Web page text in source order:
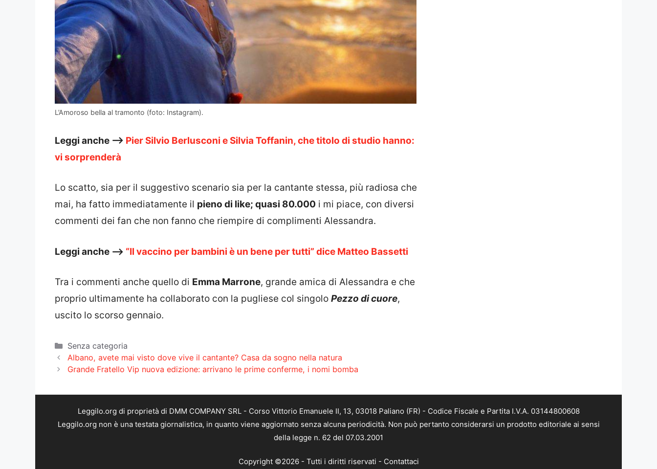
L’Amoroso bella al tramonto (foto: Instagram).
Leggi anche –> Pier Silvio Berlusconi e Silvia Toffanin, che titolo di studio hanno:
vi sorprenderà
Lo scatto, sia per il suggestivo scenario sia per la cantante stessa, più radiosa che
mai, ha fatto immediatamente il pieno di like; quasi 80.000 i mi piace, con diversi
commenti dei fan che non fanno che riempire di complimenti Alessandra.
Leggi anche –> “Il vaccino per bambini è un bene per tutti” dice Matteo Bassetti
Tra i commenti anche quello di Emma Marrone, grande amica di Alessandra e che
proprio ultimamente ha collaborato con la pugliese col singolo Pezzo di cuore,
uscito lo scorso gennaio.
Categorie
Senza categoria
Albano, avete mai visto dove vive il cantante? Casa da sogno nella natura
Grande Fratello Vip nuova edizione: arrivano le prime conferme, i nomi bomba
Leggilo.org di proprietà di DMM COMPANY SRL - Corso Vittorio Emanuele II, 13, 03018 Paliano (FR) - Codice Fiscale e Partita I.V.A. 03144800608
Leggilo.org non è una testata giornalistica, in quanto viene aggiornato senza alcuna periodicità. Non può pertanto considerarsi un prodotto editoriale ai sensi
della legge n. 62 del 07.03.2001
Copyright ©2026 - Tutti i diritti riservati - Contattaci